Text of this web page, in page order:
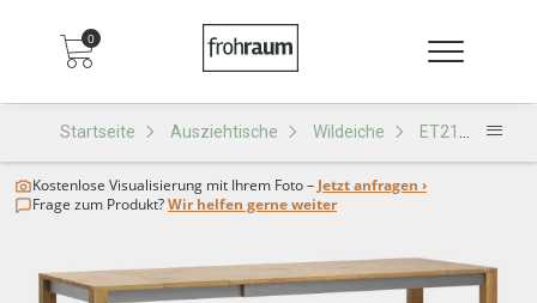
0
Startseite Ausziehtische Wildeiche ET210-KA Ausziehtisch
Kostenlose Visualisierung mit Ihrem Foto – Jetzt anfragen ›
Frage zum Produkt?Wir helfen gerne weiter